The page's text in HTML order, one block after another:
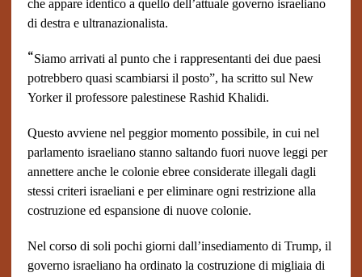
che appare identico a quello dell’attuale governo israeliano
di destra e ultranazionalista.
“Siamo arrivati al punto che i rappresentanti dei due paesi
potrebbero quasi scambiarsi il posto”, ha scritto sul New
Yorker il professore palestinese Rashid Khalidi.
Questo avviene nel peggior momento possibile, in cui nel
parlamento israeliano stanno saltando fuori nuove leggi per
annettere anche le colonie ebree considerate illegali dagli
stessi criteri israeliani e per eliminare ogni restrizione alla
costruzione ed espansione di nuove colonie.
Nel corso di soli pochi giorni dall’insediamento di Trump, il
governo israeliano ha ordinato la costruzione di migliaia di